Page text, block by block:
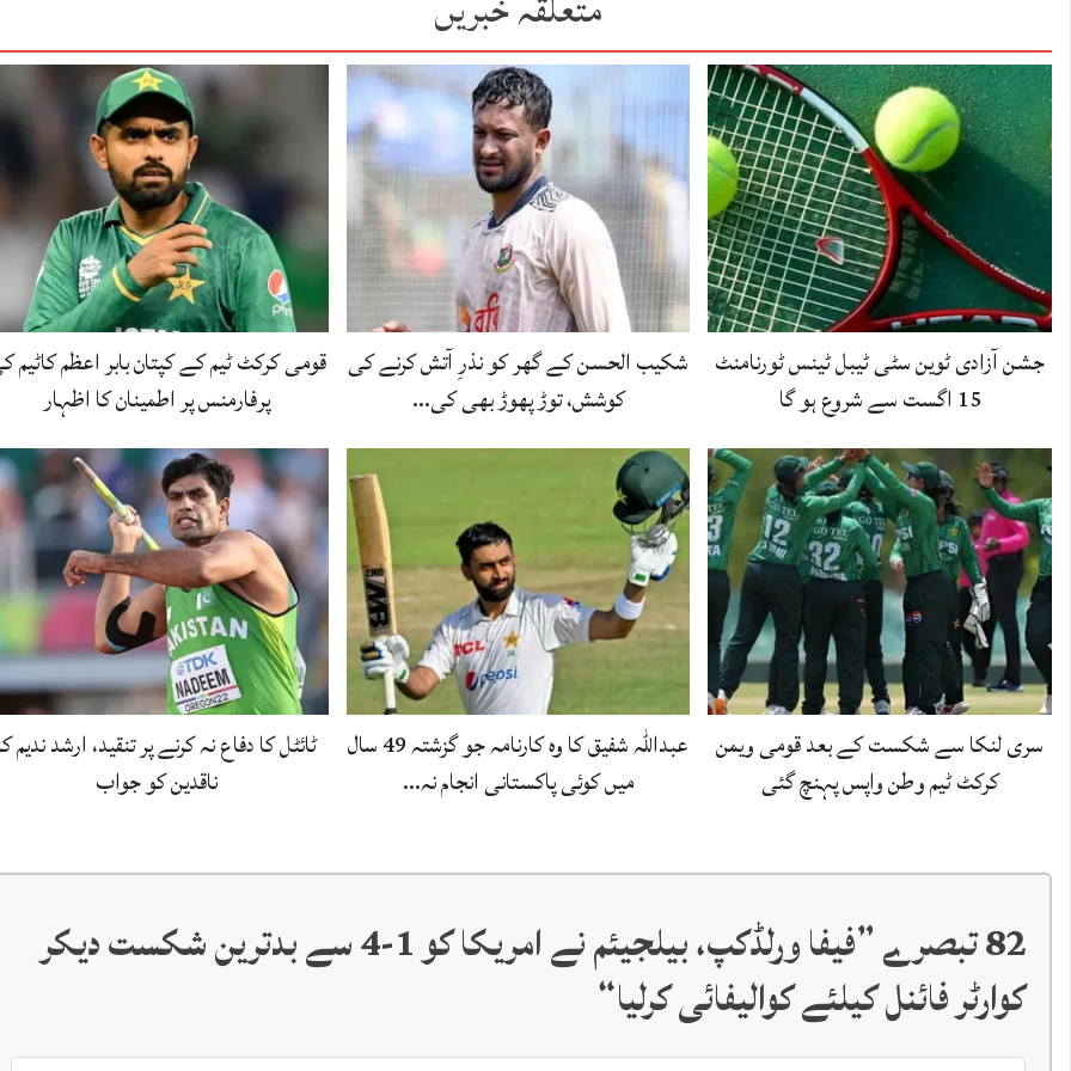
جشن آزادی ٹوین سٹی ٹیبل ٹینس ٹورنامنٹ
15 اگست سے شروع ہو گا
شکیب الحسن کے گھر کو نذرِ آتش کرنے کی
کوشش، توڑ پھوڑ بھی کی…
قومی کرکٹ ٹیم کے کپتان بابر اعظم کاٹیم
پرفارمنس پر اطمینان کا اظہار
سری لنکا سے شکست کے بعد قومی ویمن
کرکٹ ٹیم وطن واپس پہنچ گئی
عبداللہ شفیق کا وہ کارنامہ جو گزشتہ 49 سال
میں کوئی پاکستانی انجام نہ…
ٹائٹل کا دفاع نہ کرنے پر تنقید، ارشد ندیم
ناقدین کو جواب
82 تبصرے ” فیفا ورلڈکپ، بیلجیئم نے امریکا کو 1-4 سے بدترین شکست دیکر
کوارٹر فائنل کیلئے کوالیفائی کرلیا“